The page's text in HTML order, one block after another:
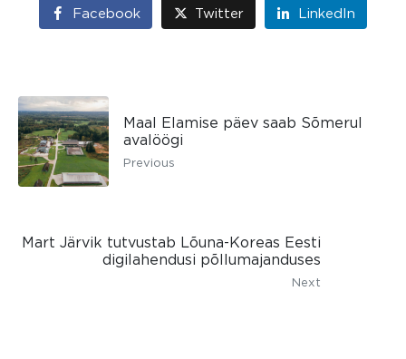
Facebook Twitter LinkedIn
Maal Elamise päev saab Sõmerul
avalöögi
Previous
Mart Järvik tutvustab Lõuna-Koreas Eesti
digilahendusi põllumajanduses
Next